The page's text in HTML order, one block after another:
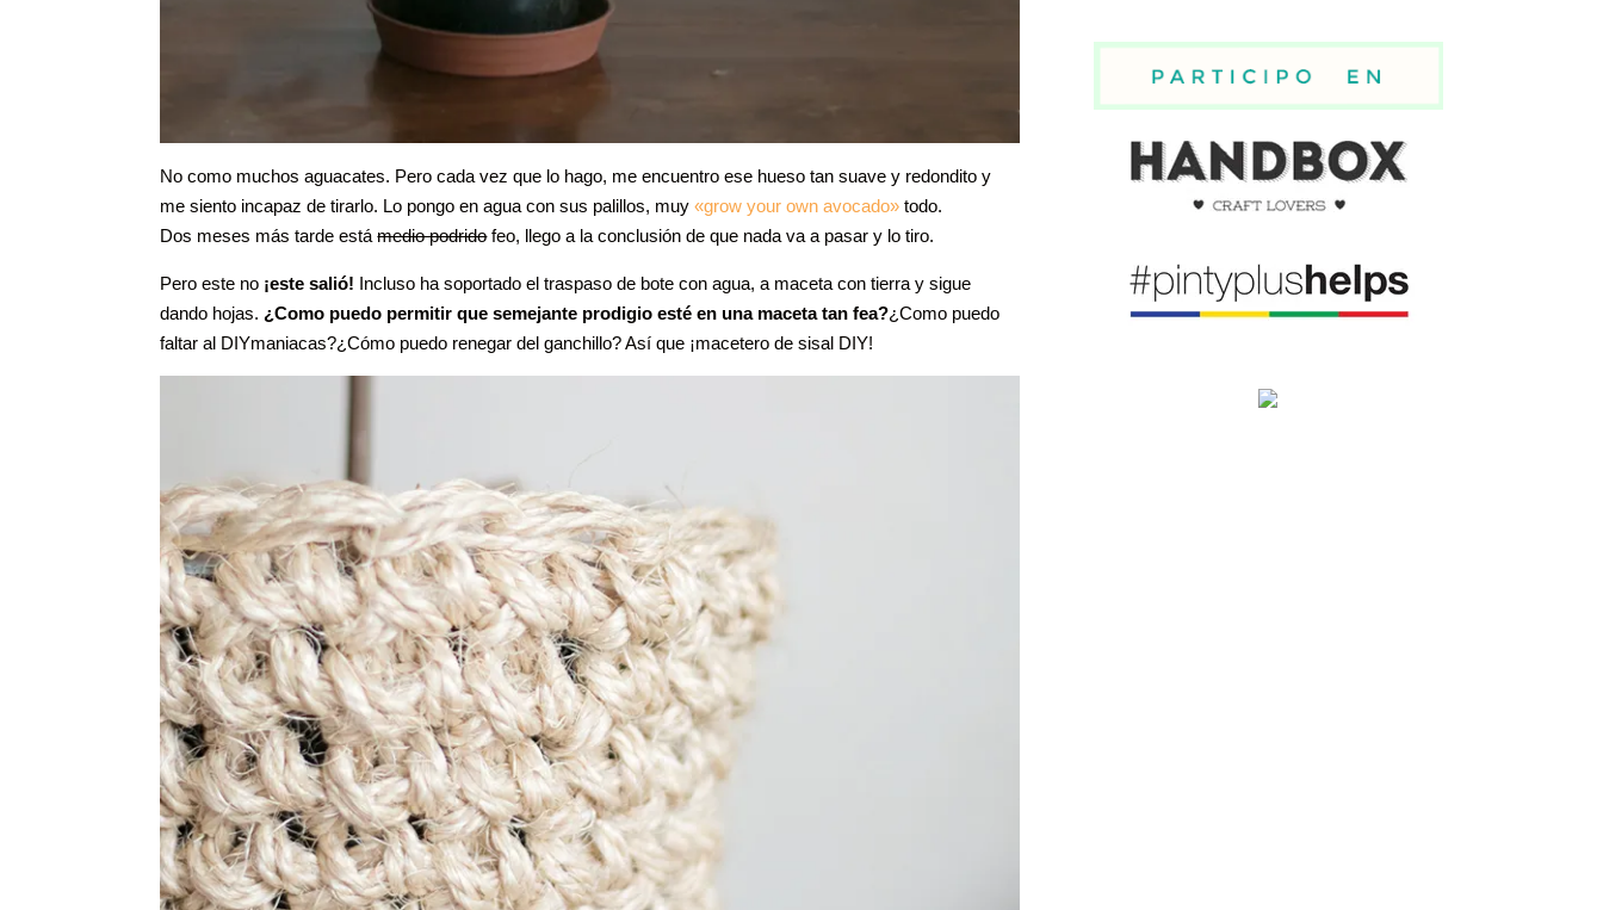
No como muchos aguacates. Pero cada vez que lo hago, me encuentro ese hueso tan suave y redondito y
me siento incapaz de tirarlo. Lo pongo en agua con sus palillos, muy«grow your own avocado» todo.
Dos meses más tarde estámedio podridofeo, llego a la conclusión de que nada va a pasar y lo tiro.
Pero este no ¡este salió! Incluso ha soportado el traspaso de bote con agua, a maceta con tierra y sigue
dando hojas. ¿Como puedo permitir que semejante prodigio esté en una maceta tan fea?¿Como puedo
faltar al DIYmaniacas?¿Cómo puedo renegar del ganchillo? Así que ¡macetero de sisal DIY!